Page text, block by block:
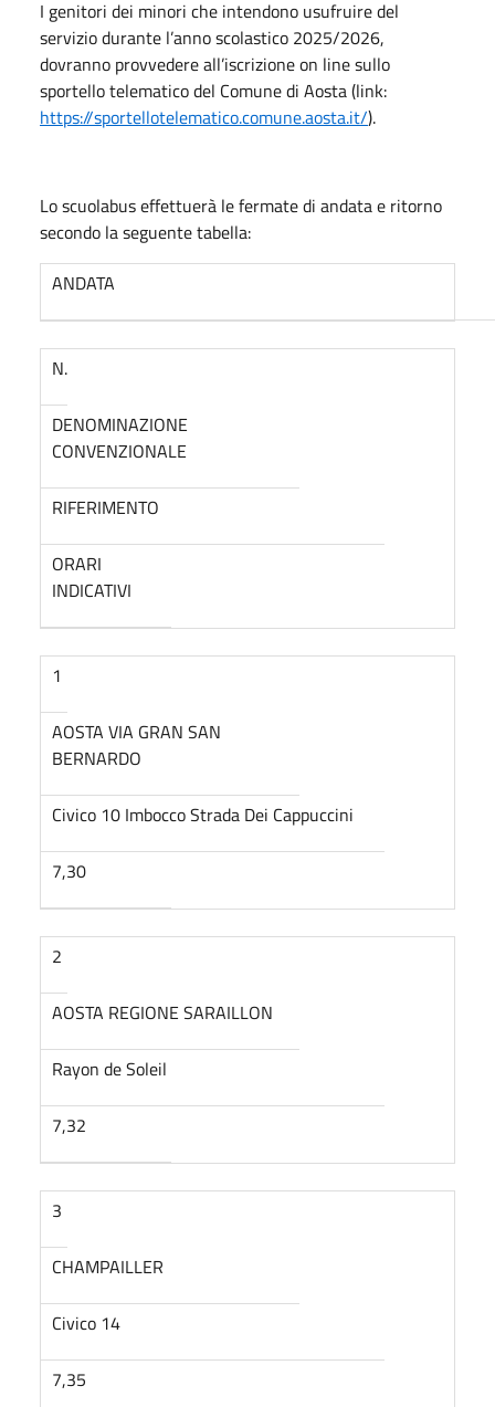
I genitori dei minori che intendono usufruire del
servizio durante l’anno scolastico 2025/2026,
dovranno provvedere all’iscrizione on line sullo
sportello telematico del Comune di Aosta (link:
https://sportellotelematico.comune.aosta.it/).
Lo scuolabus effettuerà le fermate di andata e ritorno
secondo la seguente tabella:
ANDATA
N.
DENOMINAZIONE
CONVENZIONALE
RIFERIMENTO
ORARI
INDICATIVI
1
AOSTA VIA GRAN SAN
BERNARDO
Civico 10 Imbocco Strada Dei Cappuccini
7,30
2
AOSTA REGIONE SARAILLON
Rayon de Soleil
7,32
3
CHAMPAILLER
Civico 14
7,35